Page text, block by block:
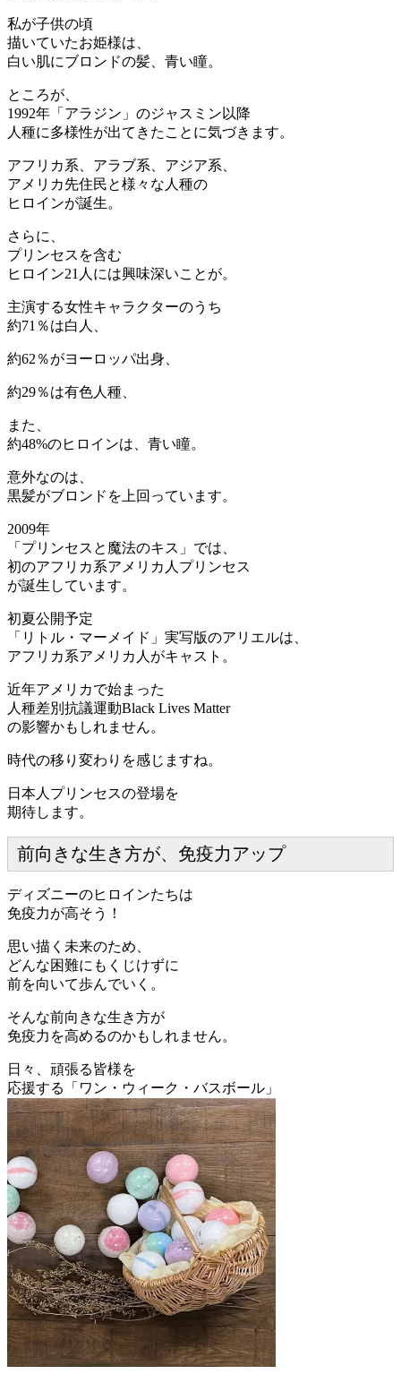
私が子供の頃
描いていたお姫様は、
白い肌にブロンドの髪、青い瞳。
ところが、
1992年「アラジン」のジャスミン以降
人種に多様性が出てきたことに気づきます。
アフリカ系、アラブ系、アジア系、
アメリカ先住民と様々な人種の
ヒロインが誕生。
さらに、
プリンセスを含む
ヒロイン21人には興味深いことが。
主演する女性キャラクターのうち
約71％は白人、
約62％がヨーロッパ出身、
約29％は有色人種、
また、
約48%のヒロインは、青い瞳。
意外なのは、
黒髪がブロンドを上回っています。
2009年
「プリンセスと魔法のキス」では、
初のアフリカ系アメリカ人プリンセス
が誕生しています。
初夏公開予定
「リトル・マーメイド」実写版のアリエルは、
アフリカ系アメリカ人がキャスト。
近年アメリカで始まった
人種差別抗議運動Black Lives Matter
の影響かもしれません。
時代の移り変わりを感じますね。
日本人プリンセスの登場を
期待します。
前向きな生き方が、免疫力アップ
ディズニーのヒロインたちは
免疫力が高そう！
思い描く未来のため、
どんな困難にもくじけずに
前を向いて歩んでいく。
そんな前向きな生き方が
免疫力を高めるのかもしれません。
日々、頑張る皆様を
応援する「ワン・ウィーク・バスボール」